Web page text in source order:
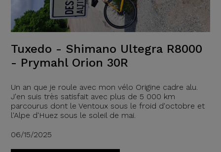
Tuxedo - Shimano Ultegra R8000
- Prymahl Orion 30R
Un an que je roule avec mon vélo Origine cadre alu.
J'en suis très satisfait avec plus de 5 000 km
parcourus dont le Ventoux sous le froid d'octobre et
l'Alpe d'Huez sous le soleil de mai.
06/15/2025